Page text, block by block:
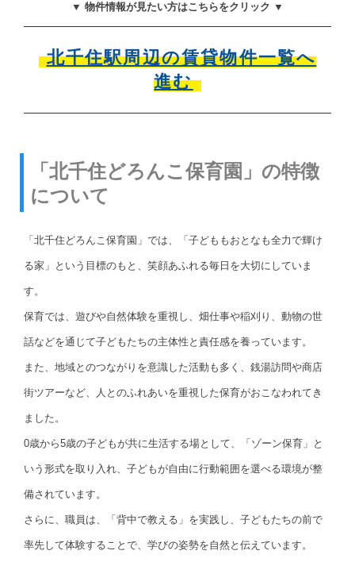
▼ 物件情報が見たい方はこちらをクリック ▼
北千住駅周辺の賃貸物件一覧へ
進む
「北千住どろんこ保育園」の特徴
について
「北千住どろんこ保育園」では、「子どももおとなも全力で輝け
る家」という目標のもと、笑顔あふれる毎日を大切にしていま
す。
保育では、遊びや自然体験を重視し、畑仕事や稲刈り、動物の世
話などを通じて子どもたちの主体性と責任感を養っています。
また、地域とのつながりを意識した活動も多く、銭湯訪問や商店
街ツアーなど、人とのふれあいを重視した保育がおこなわれてき
ました。
0歳から5歳の子どもが共に生活する場として、「ゾーン保育」と
いう形式を取り入れ、子どもが自由に行動範囲を選べる環境が整
備されています。
さらに、職員は、「背中で教える」を実践し、子どもたちの前で
率先して体験することで、学びの姿勢を自然と伝えています。